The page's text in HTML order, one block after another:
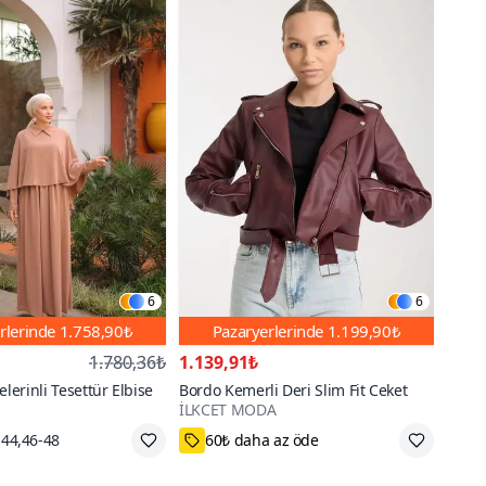
6
1.758,90₺
1.780,36₺
Tesettür Elbise
6
Pazaryerlerinde 1.199,90₺
1.139,91₺
Bordo Kemerli Deri Slim Fit Ceket
İLKCET MODA
M,L